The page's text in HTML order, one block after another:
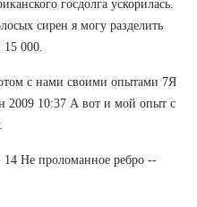
госдолга ускорилась.
сирен я могу разделить
000.
с нами своими опытами 7Я
2009 10:37 А вот и мой опыт с
Не проломанное ребро --